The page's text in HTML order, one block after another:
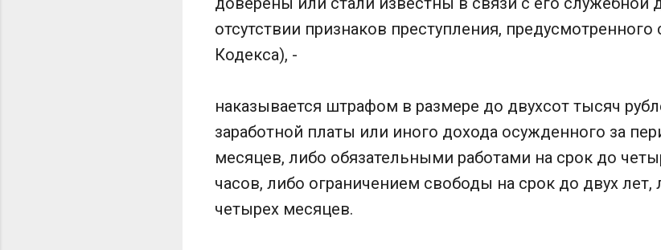
отсутствии признаков преступления, предусмотренного
Кодекса), -
наказывается штрафом в размере до двухсот тысяч
заработной платы или иного дохода осужденного за
месяцев, либо обязательными работами на срок до
часов, либо ограничением свободы на срок до двух лет,
четырех месяцев.